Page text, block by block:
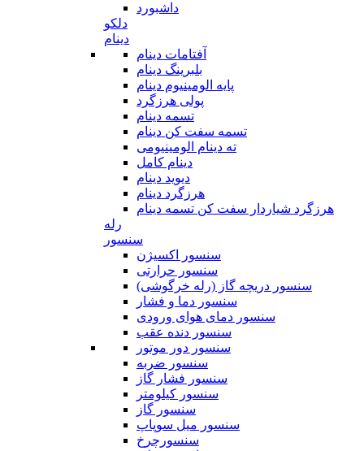
داشبورد
دلکو
دینام
آفتامات دینام
بلبرینگ دینام
پایه الومینیوم دینام
پولی هرزگرد
تسمه دینام
تسمه سفت کن دینام
ته دینام الومینیومی
دینام کامل
دیوید دینام
هرزگرد دینام
هرزگرد شیاردار سفت کن تسمه دینام
رله
سنسور
سنسور اکسیژن
سنسور حرارتی
سنسور دریچه گاز (رله خرگوشی)
سنسور دما و فشار
سنسور دمای هوای ورودی
سنسور دنده عقب
سنسور دور موتور
سنسور ضربه
سنسور فشار گاز
سنسور کیلومتر
سنسور گاز
سنسور میل سوپاپ
سنسورچرخ